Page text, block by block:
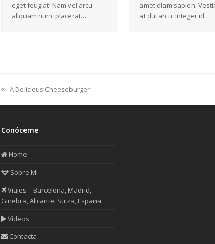
eget feugiat. Nam vel arcu
aliquam nunc placerat…
amet diam sapien.
at dui arcu. Integer id…
previous
post:
A Delicious Cheeseburger
Conóceme
Home
Sobre Mi
Viajes – Barcelona, Madrid,
Ginebra, Alicante, Suiza, España
Vídeos
Contacta